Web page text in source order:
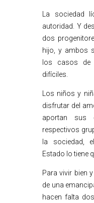
La sociedad
autoridad. Y
dos
hijo, y ambos
los casos de
difíciles.
Los niños y
disfrutar del
aportan sus
respectivos
la sociedad,
Estado lo tiene
Para vivir bien
de una
hacen falta